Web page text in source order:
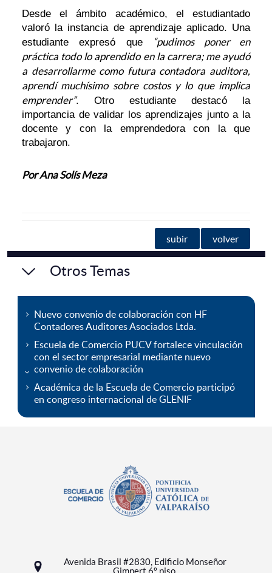
Desde el ámbito académico, el estudiantado
valoró la instancia de aprendizaje aplicado. Una
estudiante expresó que
“pudimos poner en
práctica todo lo aprendido en la carrera; me ayudó
a desarrollarme como futura contadora auditora,
aprendí muchísimo sobre costos y lo que implica
emprender”. Otro estudiante destacó la
importancia de validar los aprendizajes junto a la
docente y con la emprendedora con la que
trabajaron.
Por Ana Solís Meza
subir volver
Otros Temas
Nuevo convenio de colaboración con HF
Contadores Auditores Asociados Ltda.
Escuela de Comercio PUCV fortalece vinculación
con el sector empresarial mediante nuevo
convenio de colaboración
Académica de la Escuela de Comercio participó
en congreso internacional de GLENIF
Avenida Brasil #2830, Edificio Monseñor
Gimpert 6º piso.